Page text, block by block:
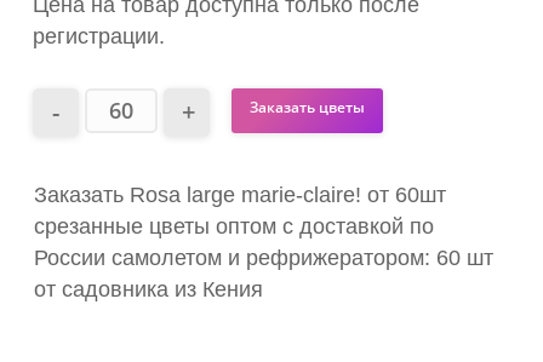
регистрации.
Заказать цветы
Заказать Rosa large marie-claire! от 60шт
срезанные цветы оптом с доставкой по
России самолетом и рефрижератором: 60 шт
от садовника из Кения